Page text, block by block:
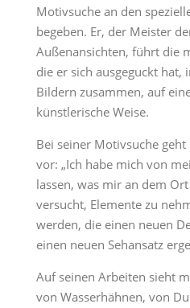
Motivsuche an den
begeben. Er, der Meister
Außenansichten, führt die
die er sich ausgeguckt hat,
Bildern zusammen, auf
künstlerische Weise.
Bei seiner Motivsuche
vor: „Ich habe mich von
lassen, was mir an dem
versucht, Elemente zu
werden, die einen neuen
einen neuen Sehansatz
Auf seinen Arbeiten sieht
von Wasserhähnen, von